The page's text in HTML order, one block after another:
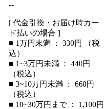
--
[ 代金引換・お届け時カー
ド払いの場合 ]
■ 1万円未満 ： 330円 （税
込）
■ 1~3万円未満 ： 440円
（税込）
■ 3~10万円未満 ： 660円
（税込）
■ 10~30万円まで ： 1,100円